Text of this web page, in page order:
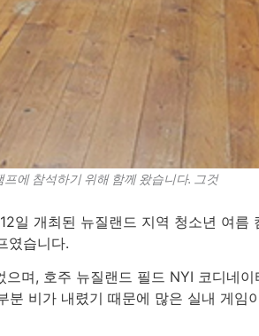
에 참석하기 위해 함께 왔습니다. 그것
개최된 뉴질랜드 지역 청소년 여름
였습니다.
며, 호주 뉴질랜드 필드 NYI 코디네
비가 내렸기 때문에 많은 실내 게